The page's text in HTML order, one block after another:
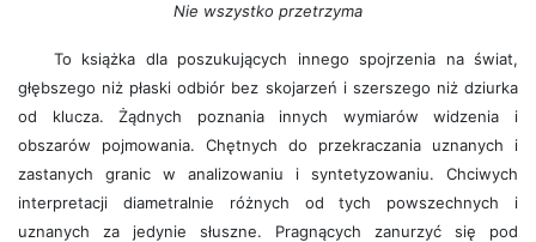
Nie wszystko przetrzyma
To książka dla poszukujących innego spojrzenia na świat,
głębszego niż płaski odbiór bez skojarzeń i szerszego niż dziurka
od klucza. Żądnych poznania innych wymiarów widzenia i
obszarów pojmowania. Chętnych do przekraczania uznanych i
zastanych granic w analizowaniu i syntetyzowaniu. Chciwych
interpretacji diametralnie różnych od tych powszechnych i
uznanych za jedynie słuszne. Pragnących zanurzyć się pod